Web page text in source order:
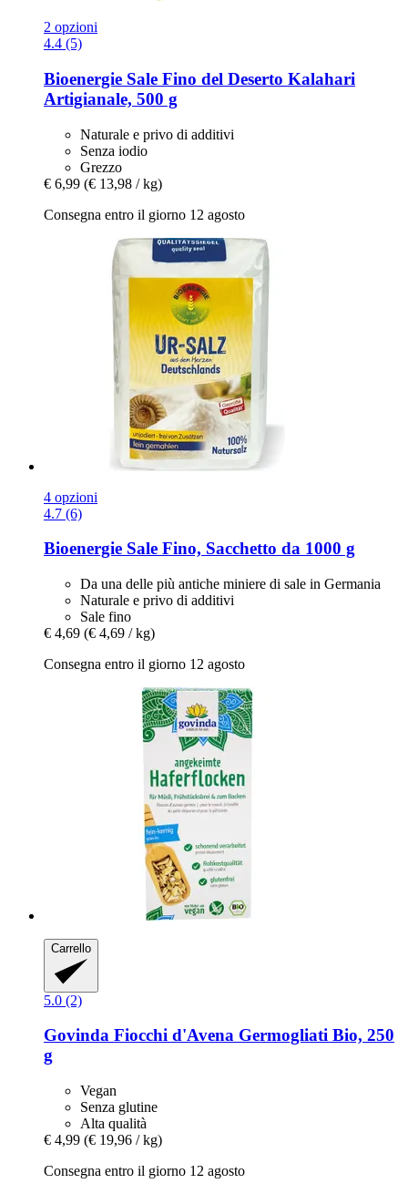
2 opzioni
4.4 (5)
Bioenergie Sale Fino del Deserto Kalahari
Artigianale, 500 g
Naturale e privo di additivi
Senza iodio
Grezzo
€ 6,99 (€ 13,98 / kg)
Consegna entro il giorno 12 agosto
4 opzioni
4.7 (6)
Bioenergie Sale Fino, Sacchetto da 1000 g
Da una delle più antiche miniere di sale in Germania
Naturale e privo di additivi
Sale fino
€ 4,69 (€ 4,69 / kg)
Consegna entro il giorno 12 agosto
Carrello
5.0 (2)
Govinda Fiocchi d'Avena Germogliati Bio, 250
g
Vegan
Senza glutine
Alta qualità
€ 4,99 (€ 19,96 / kg)
Consegna entro il giorno 12 agosto